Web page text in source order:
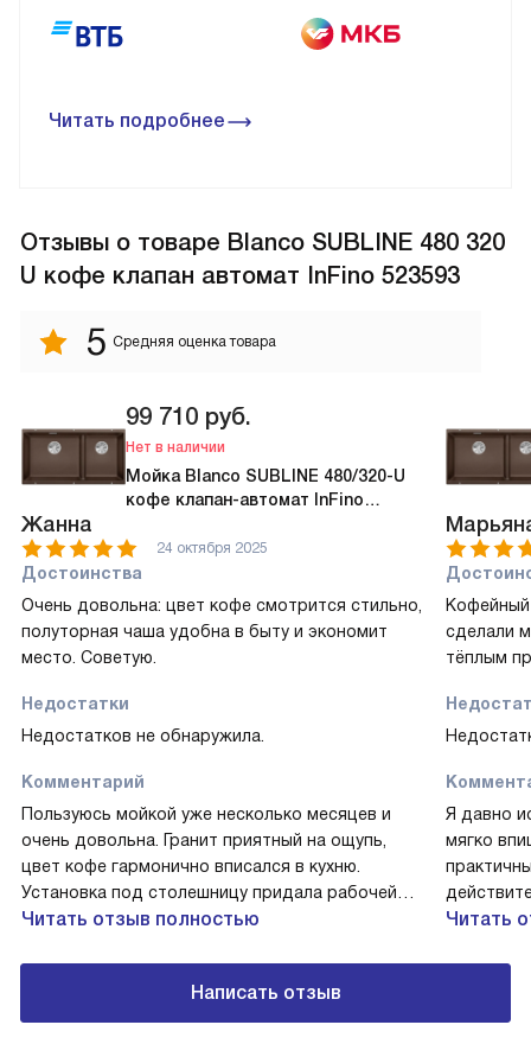
Читать подробнее
Отзывы о товаре Blanco SUBLINE 480 320
U кофе клапан автомат InFino 523593
5 Средняя оценка товара
99 710 руб.
Нет в наличии
Мойка Blanco SUBLINE 480/320-U
кофе клапан-автомат InFino
Жанна
24 октября 2025
Достоинства
Очень довольна: цвет кофе смотрится стильно,
полуторная чаша удобна в быту и экономит
место. Советую.
Недостатки
Недостатков не обнаружила.
Комментарий
Пользуюсь мойкой уже несколько месяцев и
очень довольна. Гранит приятный на ощупь,
цвет кофе гармонично вписался в кухню.
Установка под столешницу придала рабочей
зоне аккуратный вид. Полуторная чаша реально
дополнительная помогает при нарезке и мытье
мелочи. Однажды после готовки большого
ужина я быстро справилась с кастрюлями, вода
Читать отзыв полностью
Кофейный
сделали
тёплым
Я давно
мягко
другой
автомат
Помню,
Читать
Написать отзыв